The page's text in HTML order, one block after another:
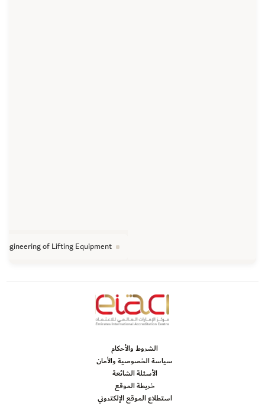
of Lifting Equipment
الشروط والأحكام
سياسة الخصوصية والأمان
الأسئلة الشائعة
خريطة الموقع
استطلاع الموقع الإلكتروني